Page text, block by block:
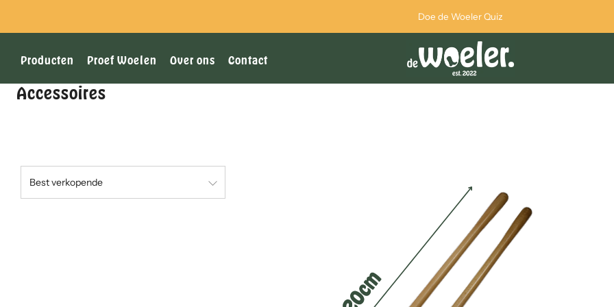
Doe de Woeler Quiz
Producten Proef Woelen Over ons Contact
Accessoires